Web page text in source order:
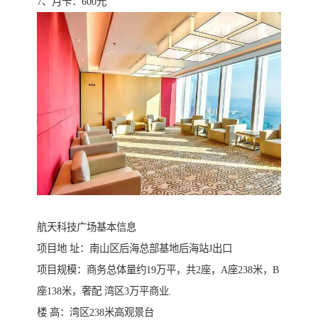
航天科技广场基本信息
项目地 址：南山区后海总部基地后海站J出口
项目规模：商务总体量约19万平，共2座，A座238米，B
座138米，奢配 湾区3万平商业.
楼 高：湾区238米高观景台